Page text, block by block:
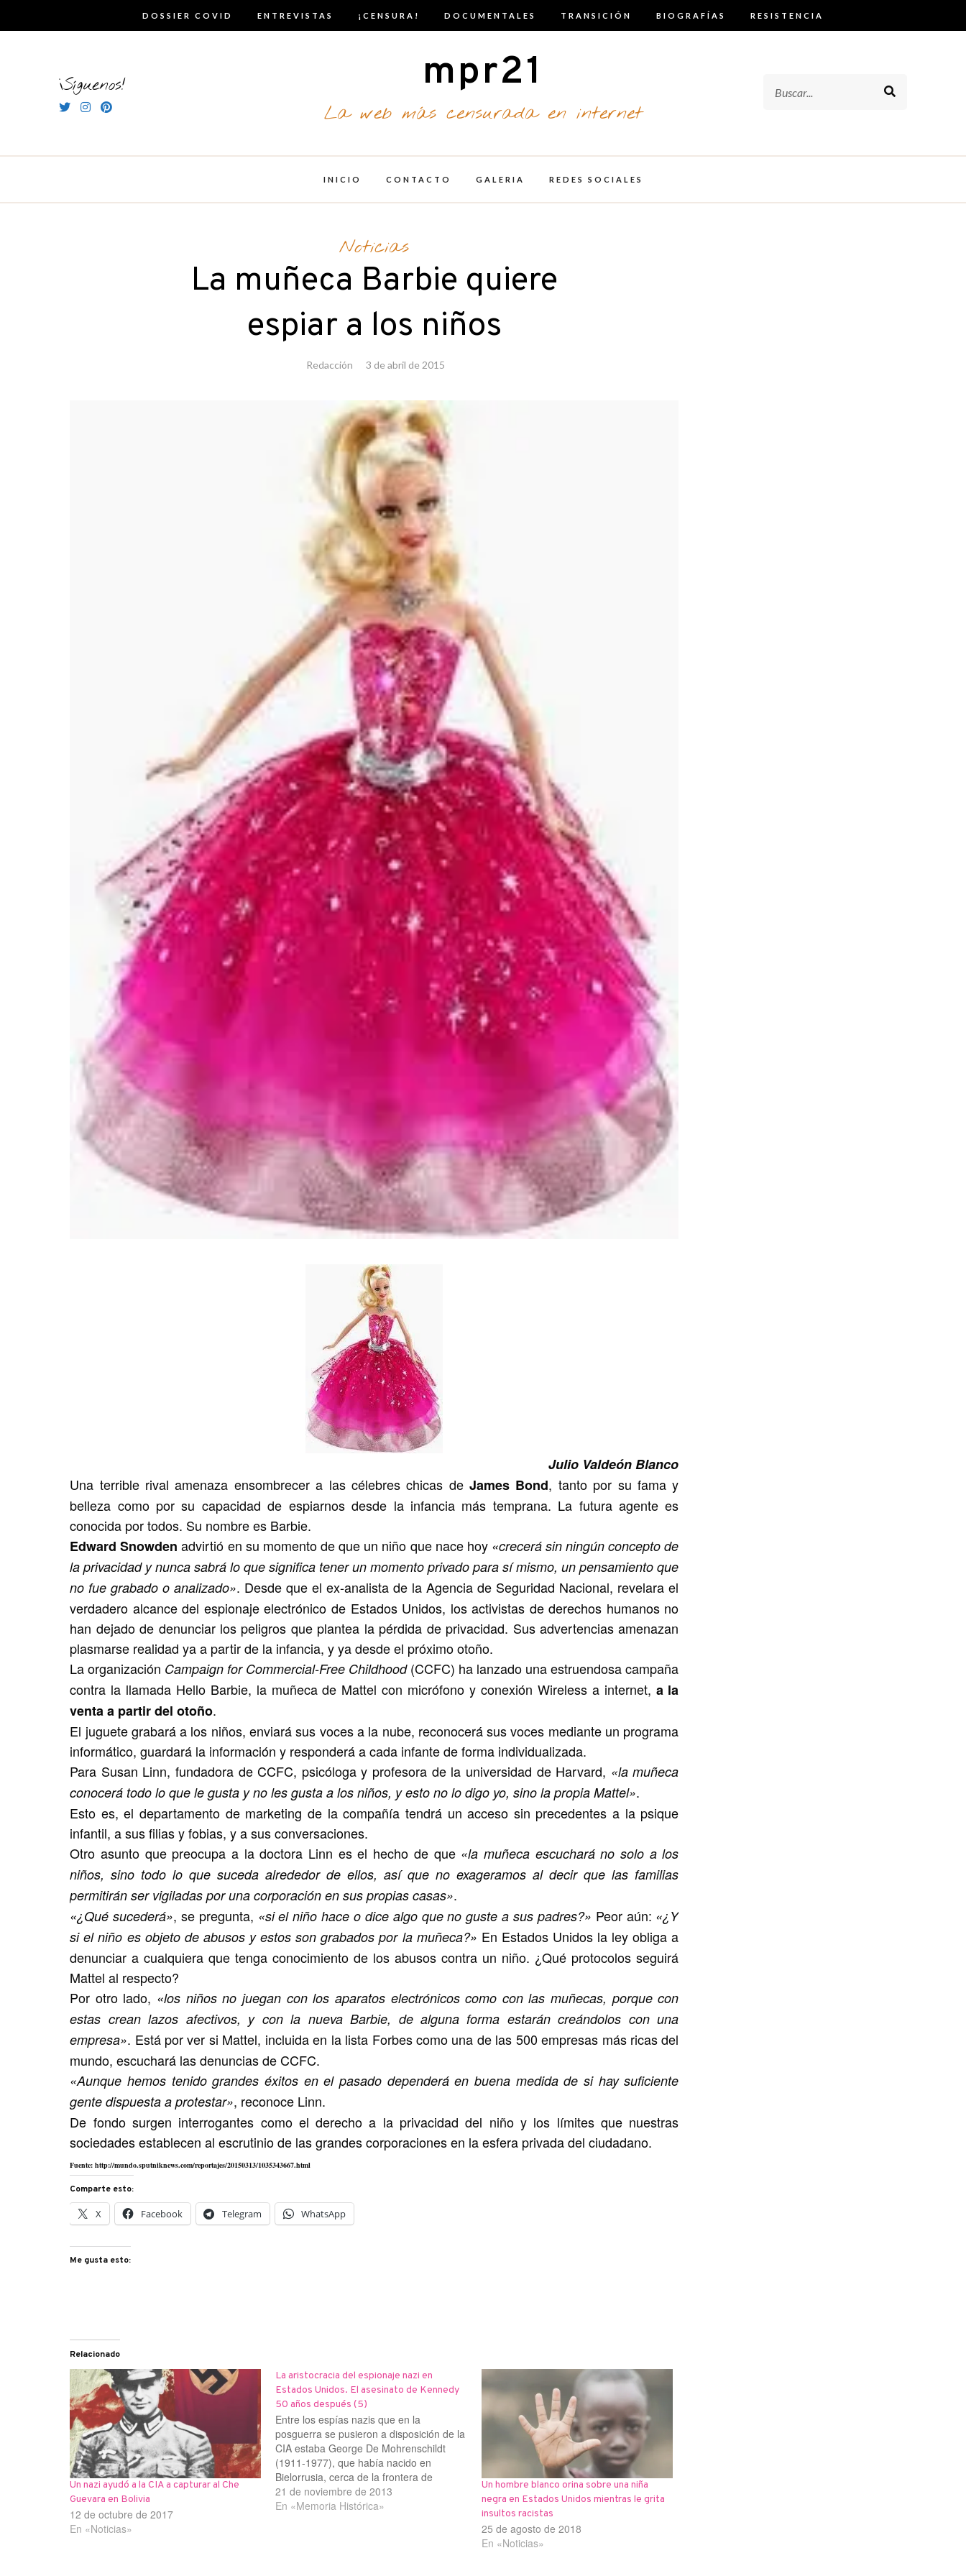
DOSSIER COVID ENTREVISTAS ¡CENSURA! DOCUMENTALES TRANSICIÓN BIOGRAFÍAS RESISTENCIA
¡Síguenos! mpr21
La web más censurada en internet
INICIO CONTACTO GALERIA REDES SOCIALES
Noticias
La muñeca Barbie quiere
espiar a los niños
Redacción 3 de abril de 2015
Julio Valdeón Blanco
Una terrible rival amenaza ensombrecer a las célebres chicas deJames Bond, tanto por su fama y
belleza como por su capacidad de espiarnos desde la infancia más temprana. La futura agente es
conocida por todos. Su nombre es Barbie.
Edward Snowden advirtió en su momento de que un niño que nace hoy «crecerá sin ningún concepto de
la privacidad y nunca sabrá lo que significa tener un momento privado para sí mismo, un pensamiento que
no fue grabado o analizado». Desde que el ex-analista de la Agencia de Seguridad Nacional, revelara el
verdadero alcance del espionaje electrónico de Estados Unidos, los activistas de derechos humanos no
han dejado de denunciar los peligros que plantea la pérdida de privacidad. Sus advertencias amenazan
plasmarse realidad ya a partir de la infancia, y ya desde el próximo otoño.
La organización Campaign for Commercial-Free Childhood(CCFC) ha lanzado una estruendosa campaña
contra la llamada Hello Barbie, la muñeca de Mattel con micrófono y conexión Wireless a internet, a la
venta a partir del otoño.
El juguete grabará a los niños, enviará sus voces a la nube, reconocerá sus voces mediante un programa
informático, guardará la información y responderá a cada infante de forma individualizada.
Para Susan Linn, fundadora de CCFC, psicóloga y profesora de la universidad de Harvard, «la muñeca
conocerá todo lo que le gusta y no les gusta a los niños, y esto no lo digo yo, sino la propia Mattel».
Esto es, el departamento de marketing de la compañía tendrá un acceso sin precedentes a la psique
infantil, a sus filias y fobias, y a sus conversaciones.
Otro asunto que preocupa a la doctora Linn es el hecho de que «la muñeca escuchará no solo a los
niños, sino todo lo que suceda alrededor de ellos, así que no exageramos al decir que las familias
permitirán ser vigiladas por una corporación en sus propias casas».
«¿Qué sucederá», se pregunta, «si el niño hace o dice algo que no guste a sus padres?» Peor aún: «¿Y
si el niño es objeto de abusos y estos son grabados por la muñeca?» En Estados Unidos la ley obliga a
denunciar a cualquiera que tenga conocimiento de los abusos contra un niño. ¿Qué protocolos seguirá
Mattel al respecto?
Por otro lado, «los niños no juegan con los aparatos electrónicos como con las muñecas, porque con
estas crean lazos afectivos, y con la nueva Barbie, de alguna forma estarán creándolos con una
empresa». Está por ver si Mattel, incluida en la lista Forbes como una de las 500 empresas más ricas del
mundo, escuchará las denuncias de CCFC.
«Aunque hemos tenido grandes éxitos en el pasado dependerá en buena medida de si hay suficiente
gente dispuesta a protestar», reconoce Linn.
De fondo surgen interrogantes como el derecho a la privacidad del niño y los límites que nuestras
sociedades establecen al escrutinio de las grandes corporaciones en la esfera privada del ciudadano.
Fuente: http://mundo.sputniknews.com/reportajes/20150313/1035343667.html
Comparte esto:
X Facebook Telegram WhatsApp
Me gusta esto:
Relacionado
Un nazi ayudó a la CIA a capturar al Che
Guevara en Bolivia
12 de octubre de 2017
En «Noticias»
La aristocracia del espionaje nazi en
Estados Unidos. El asesinato de Kennedy
50 años después (5)
Entre los espías nazis que en la
posguerra se pusieron a disposición de la
CIA estaba George De Mohrenschildt
(1911-1977), que había nacido en
Bielorrusia, cerca de la frontera de
Polonia. Su padre, el millonario Sergio
Alexander De Mohrenschildt, era
21 de noviembre de 2013
En «Memoria Histórica»
Un hombre blanco orina sobre una niña
negra en Estados Unidos mientras le grita
insultos racistas
25 de agosto de 2018
En «Noticias»